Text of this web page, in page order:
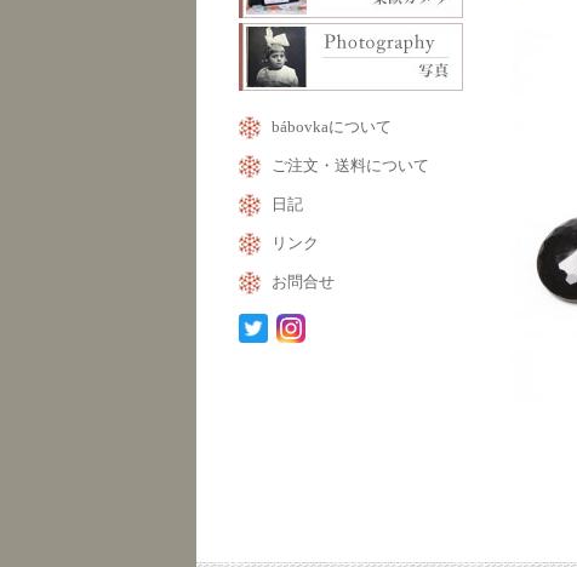
bábovkaについて
ご注文・送料について
日記
リンク
お問合せ